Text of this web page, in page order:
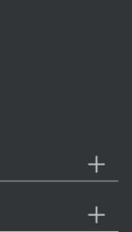
goodsauna &